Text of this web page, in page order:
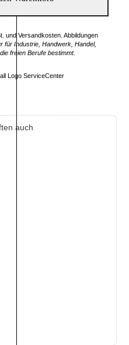
und Versandkosten. Abbildungen
für Industrie, Handwerk, Handel,
freien Berufe bestimmt.
auch